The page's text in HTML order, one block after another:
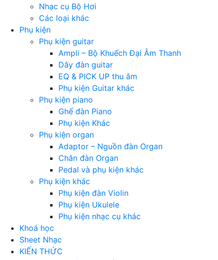
Nhạc cụ Bộ Hơi
Các loại khác
Phụ kiện
Phụ kiện guitar
Ampli – Bộ Khuếch Đại Âm Thanh
Dây đàn guitar
EQ & PICK UP thu âm
Phụ kiện Guitar khác
Phụ kiện piano
Ghế đàn Piano
Phụ kiện Khác
Phụ kiện organ
Adaptor – Nguồn đàn Organ
Chân đàn Organ
Pedal và phụ kiện khác
Phụ kiện khác
Phụ kiện đàn Violin
Phụ kiện Ukulele
Phụ kiện nhạc cụ khác
Khoá học
Sheet Nhạc
KIẾN THỨC